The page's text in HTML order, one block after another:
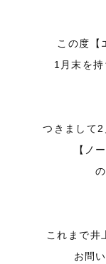
この度【
1月末を持
つきまして2
【ノ
これまで井
お問